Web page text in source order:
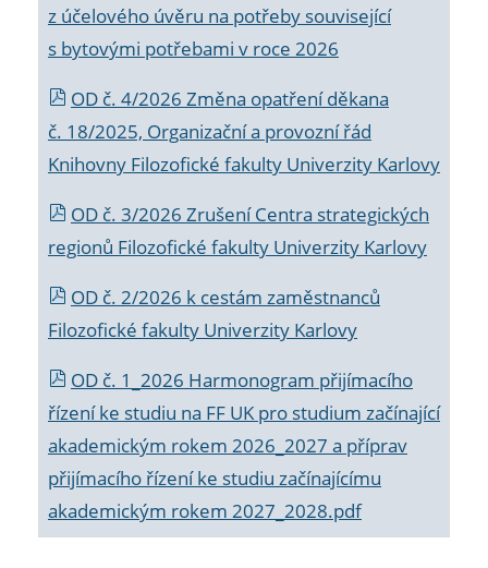
z účelového úvěru na potřeby související
s bytovými potřebami v roce 2026
OD č. 4/2026 Změna opatření děkana
č. 18/2025, Organizační a provozní řád
Knihovny Filozofické fakulty Univerzity Karlovy
OD č. 3/2026 Zrušení Centra strategických
regionů Filozofické fakulty Univerzity Karlovy
OD č. 2/2026 k cestám zaměstnanců
Filozofické fakulty Univerzity Karlovy
OD č. 1_2026 Harmonogram přijímacího
řízení ke studiu na FF UK pro studium začínající
akademickým rokem 2026_2027 a příprav
přijímacího řízení ke studiu začínajícímu
akademickým rokem 2027_2028.pdf